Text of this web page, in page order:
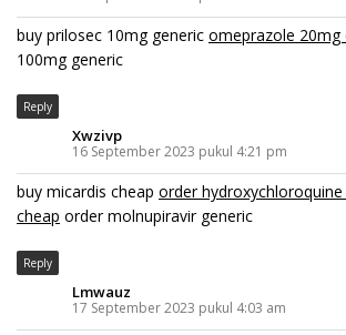
buy prilosec 10mg generic omeprazole 20mg
100mg generic
Reply
Xwzivp
16 September 2023 pukul 4:21 pm
buy micardis cheap order
cheap order molnupiravir generic
Reply
Lmwauz
17 September 2023 pukul 4:03 am